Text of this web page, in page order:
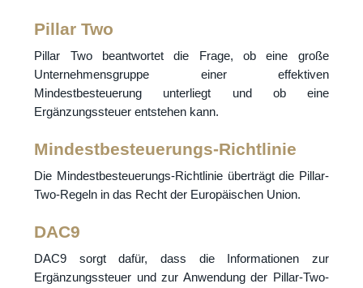
Pillar Two
Pillar Two beantwortet die Frage, ob eine große
Unternehmensgruppe einer effektiven
Mindestbesteuerung unterliegt und ob eine
Ergänzungssteuer entstehen kann.
Mindestbesteuerungs-Richtlinie
Die Mindestbesteuerungs-Richtlinie überträgt die Pillar-
Two-Regeln in das Recht der Europäischen Union.
DAC9
DAC9 sorgt dafür, dass die Informationen zur
Ergänzungssteuer und zur Anwendung der Pillar-Two-